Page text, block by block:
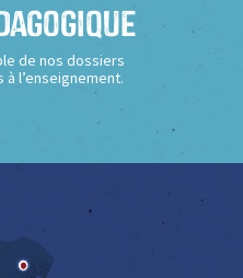
de nos dossiers
l’enseignement.